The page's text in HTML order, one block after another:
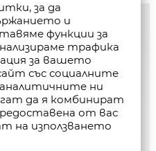
за да
и
функции за
трафика
за вашето
със социалните
ни
да я комбинират
от вас
на използването